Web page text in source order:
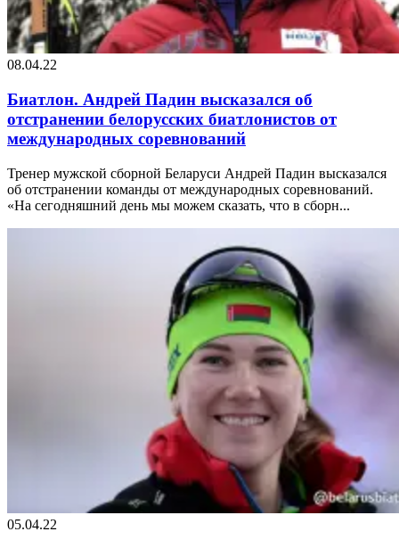
08.04.22
Биатлон. Андрей Падин высказался об
отстранении белорусских биатлонистов от
международных соревнований
Тренер мужской сборной Беларуси Андрей Падин высказался
об отстранении команды от международных соревнований.
«На сегодняшний день мы можем сказать, что в сборн...
05.04.22